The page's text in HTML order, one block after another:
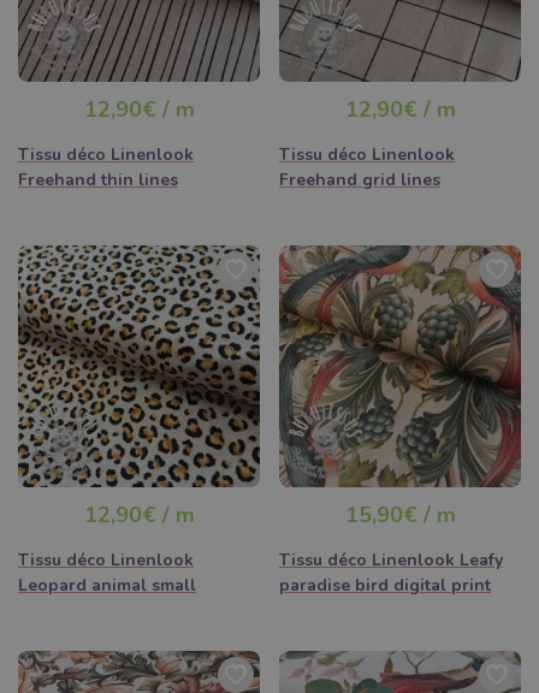
12,90€ / m
Tissu déco Linenlook
Freehand thin lines
12,90€ / m
Tissu déco Linenlook
Freehand grid lines
12,90€ / m
Tissu déco Linenlook
Leopard animal small
15,90€ / m
Tissu déco Linenlook Leafy
paradise bird digital print